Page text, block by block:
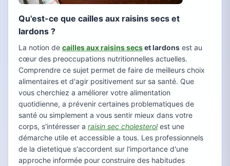
Qu'est-ce que cailles aux raisins secs et
lardons ?
La notion de cailles aux raisins secset lardons est au
cœur des preoccupations nutritionnelles actuelles.
Comprendre ce sujet permet de faire de meilleurs choix
alimentaires et d'agir positivement sur sa santé. Que
vous cherchiez a améliorer votre alimentation
quotidienne, a prévenir certaines problematiques de
santé ou simplement a vous sentir mieux dans votre
corps, s'intéresser a raisin sec cholesterolest une
démarche utile et accessible a tous. Les professionnels
de la dietetique s'accordent sur l'importance d'une
approche informée pour construire des habitudes